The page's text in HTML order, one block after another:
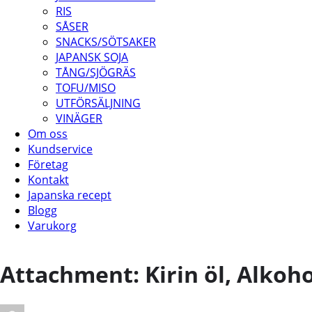
RIS
SÅSER
SNACKS/SÖTSAKER
JAPANSK SOJA
TÅNG/SJÖGRÄS
TOFU/MISO
UTFÖRSÄLJNING
VINÄGER
Om oss
Kundservice
Företag
Kontakt
Japanska recept
Blogg
Varukorg
Attachment: Kirin öl,